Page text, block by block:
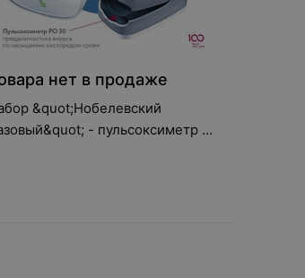
нет в продаже
&quot;Нобелевский
- пульсоксиметр +